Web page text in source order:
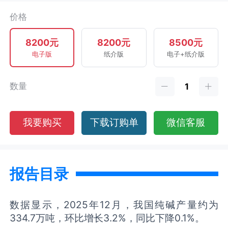
价格
8200元
电子版
8200元
纸介版
8500元
电子+纸介版
数量
我要购买 下载订购单 微信客服
报告目录
数据显示，2025年12月，我国纯碱产量约为
334.7万吨，环比增长3.2%，同比下降0.1%。